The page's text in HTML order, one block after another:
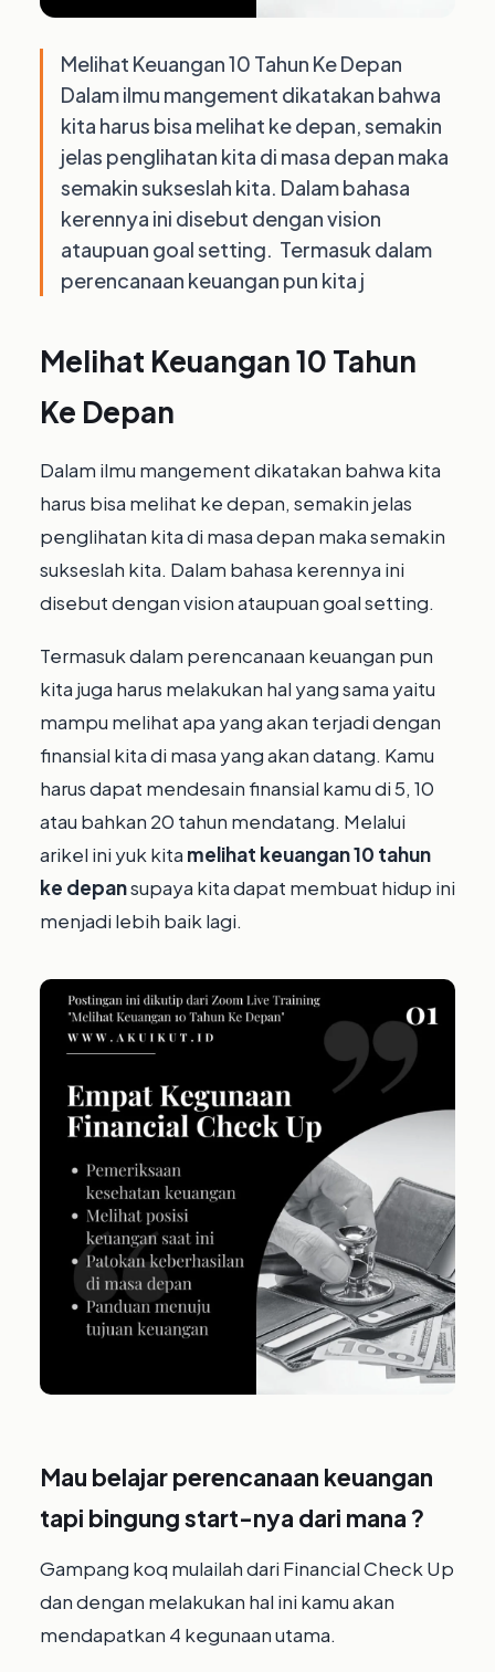
Melihat Keuangan 10 Tahun Ke Depan
Dalam ilmu mangement dikatakan bahwa
kita harus bisa melihat ke depan, semakin
jelas penglihatan kita di masa depan maka
semakin sukseslah kita. ⁣Dalam bahasa
kerennya ini disebut dengan vision
ataupuan goal setting. ⁣ Termasuk dalam
perencanaan keuangan pun kita j
Melihat Keuangan 10 Tahun
Ke Depan
Dalam ilmu mangement dikatakan bahwa kita
harus bisa melihat ke depan, semakin jelas
penglihatan kita di masa depan maka semakin
sukseslah kita. ⁣Dalam bahasa kerennya ini
disebut dengan vision ataupuan goal setting. ⁣
Termasuk dalam perencanaan keuangan pun
kita juga harus melakukan hal yang sama yaitu
mampu melihat apa yang akan terjadi dengan
finansial kita di masa yang akan datang.⁣ Kamu
harus dapat mendesain finansial kamu di 5, 10
atau bahkan 20 tahun mendatang. Melalui
arikel ini yuk kita melihat keuangan 10 tahun
ke depansupaya kita dapat membuat hidup ini
menjadi lebih baik lagi.
Mau belajar perencanaan keuangan
tapi bingung start-nya dari mana ?⁣
Gampang koq mulailah dari Financial Check Up
dan dengan melakukan hal ini kamu akan
mendapatkan 4 kegunaan utama.⁣